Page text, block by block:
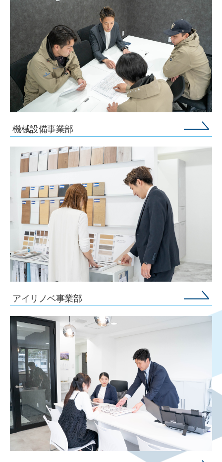
機械設備事業部
アイリノベ事業部